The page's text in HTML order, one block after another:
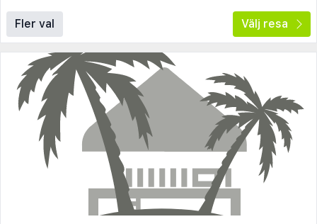
Fler val Välj resa